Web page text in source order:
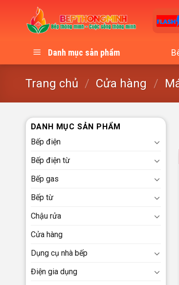
Danh mục sản phẩm
Trang chủ / Cửa hàng /
DANH MỤC SẢN PHẨM
Bếp điện
Bếp điện từ
Bếp gas
Bếp từ
Chậu rửa
Cửa hàng
Dụng cụ nhà bếp
Điện gia dụng